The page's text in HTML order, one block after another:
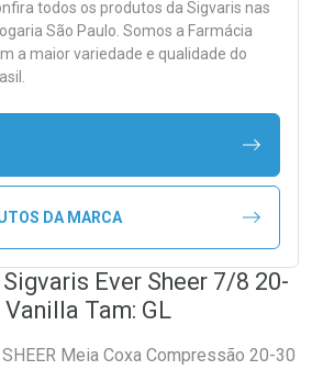
todos os produtos da Sigvaris nas
São Paulo. Somos a Farmácia
a maior variedade e qualidade do
DA MARCA
Ever Sheer 7/8 20-
Tam: GL
Meia Coxa Compressão 20-30